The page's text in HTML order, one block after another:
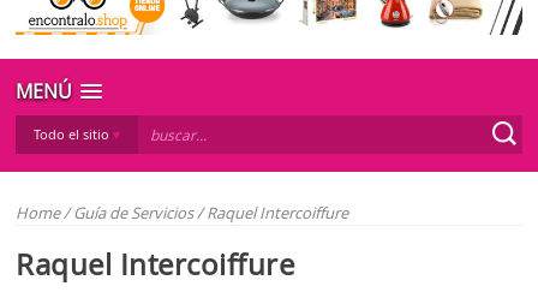
MENÚ
Todo el sitio
Home/Guía de Servicios/Raquel Intercoiffure
Raquel Intercoiffure